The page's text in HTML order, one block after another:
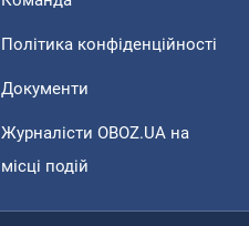
Політика конфіденційності
Документи
Журналісти OBOZ.UA на
місці подій